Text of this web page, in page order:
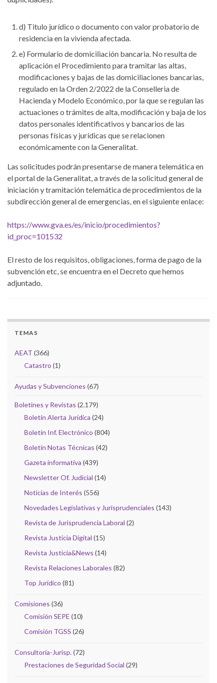
d) Titulo jurídico o documento con valor probatorio de
residencia en la vivienda afectada.
e) Formulario de domiciliación bancaria. No resulta de
aplicación el Procedimiento para tramitar las altas,
modificaciones y bajas de las domiciliaciones bancarias,
regulado en la Orden 2/2022 de la Conselleria de
Hacienda y Modelo Económico, por la que se regulan las
actuaciones o trámites de alta, modificación y baja de los
datos personales identificativos y bancarios de las
personas físicas y jurídicas que se relacionen
económicamente con la Generalitat.
Las solicitudes podrán presentarse de manera telemática en
el portal de la Generalitat, a través de la solicitud general de
iniciación y tramitación telemática de procedimientos de la
subdirección general de emergencias, en el siguiente enlace:
https://www.gva.es/es/inicio/procedimientos?
id_proc=101532
El resto de los requisitos, obligaciones, forma de pago de la
subvención etc, se encuentra en el Decreto que hemos
adjuntado.
TEMAS
AEAT (366)
Catastro (1)
Ayudas y Subvenciones (67)
Boletines y Revistas (2.179)
Boletín Alerta Jurídica (24)
Boletín Inf. Electrónico (804)
Boletín Notas Técnicas (42)
Gazeta informativa (439)
Newsletter Of. Judicial (14)
Noticias de Interés (556)
Novedades Legislativas y Jurisprudenciales (143)
Revista de Jurisprudencia Laboral (2)
Revista Justicia Digital (15)
Revista Justicia&News (14)
Revista Relaciones Laborales (82)
Top Jurídico (81)
Comisiones (36)
Comisión SEPE (10)
Comisión TGSS (26)
Consultoría-Jurisp.(72)
Prestaciones de Seguridad Social (29)